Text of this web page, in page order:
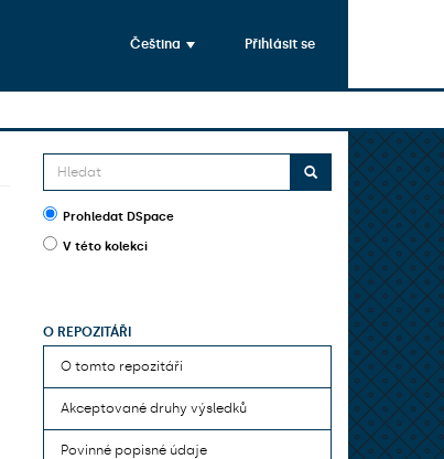
Čeština Přihlásit se
Prohledat DSpace
V této kolekci
O REPOZITÁŘI
O tomto repozitáři
Akceptované druhy výsledků
Povinné popisné údaje